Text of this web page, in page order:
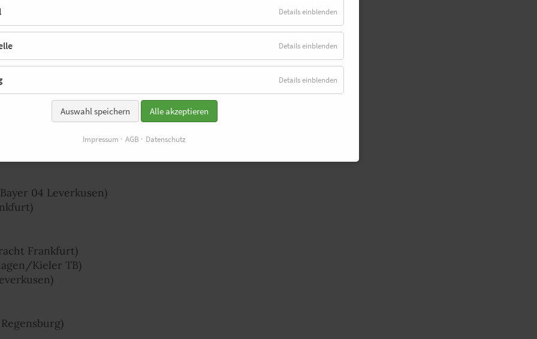
Hamburg)
Regensburg)
München)
Gambach-Lohr)
04 Leverkusen)
Frankfurt)
Kieler TB)
Details einblenden
Details einblenden
Details einblenden
Auswahl speichern Alle akzeptieren
Impressum AGB Datenschutz